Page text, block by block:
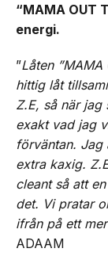
“MAMA OUT
energi.
”Låten
hittig låt
Z.E, så när jag
exakt vad jag
förväntan. Jag
extra kaxig.
cleant så att
det. Vi pratar
ifrån på ett
ADAAM